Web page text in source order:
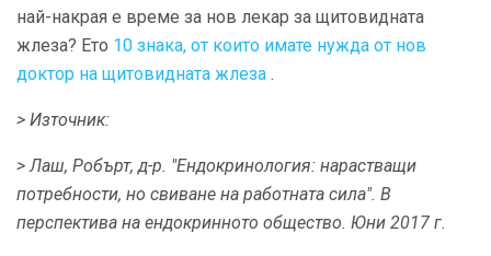
най-накрая е време за нов лекар за щитовидната
жлеза? Ето 10 знака, от които имате нужда от нов
доктор на щитовидната жлеза .
> Източник:
> Лаш, Робърт, д-р. "Ендокринология: нарастващи
потребности, но свиване на работната сила". В
перспектива на ендокринното общество. Юни 2017 г.